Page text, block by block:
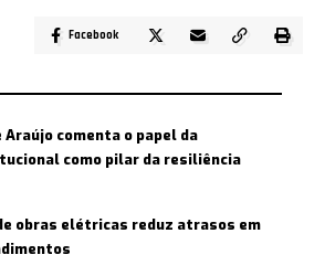
Facebook
Araújo comenta o papel da
como pilar da resiliência
obras elétricas reduz atrasos em